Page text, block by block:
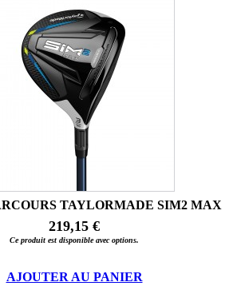
TAYLORMADE SIM2 MAX
219,15 €
Ce produit est disponible avec options.
AJOUTER AU PANIER